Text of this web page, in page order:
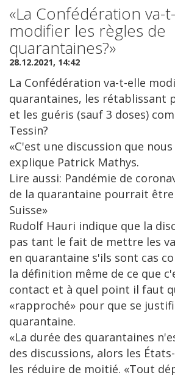
«La Confédération va-
modifier les règles de
quarantaines?»
28.12.2021, 14:42
La Confédération va-t-elle
quarantaines, les rétablissant
et les guéris (sauf 3 doses)
Tessin?
«C'est une discussion que
explique Patrick Mathys.
Lire aussi: Pandémie de
de la quarantaine pourrait
Suisse»
Rudolf Hauri indique que la
pas tant le fait de mettre les
en quarantaine s'ils sont cas
la définition même de ce que
contact et à quel point il faut
«rapproché» pour que se
quarantaine.
«La durée des quarantaines
des discussions, alors les
les réduire de moitié. «Tout